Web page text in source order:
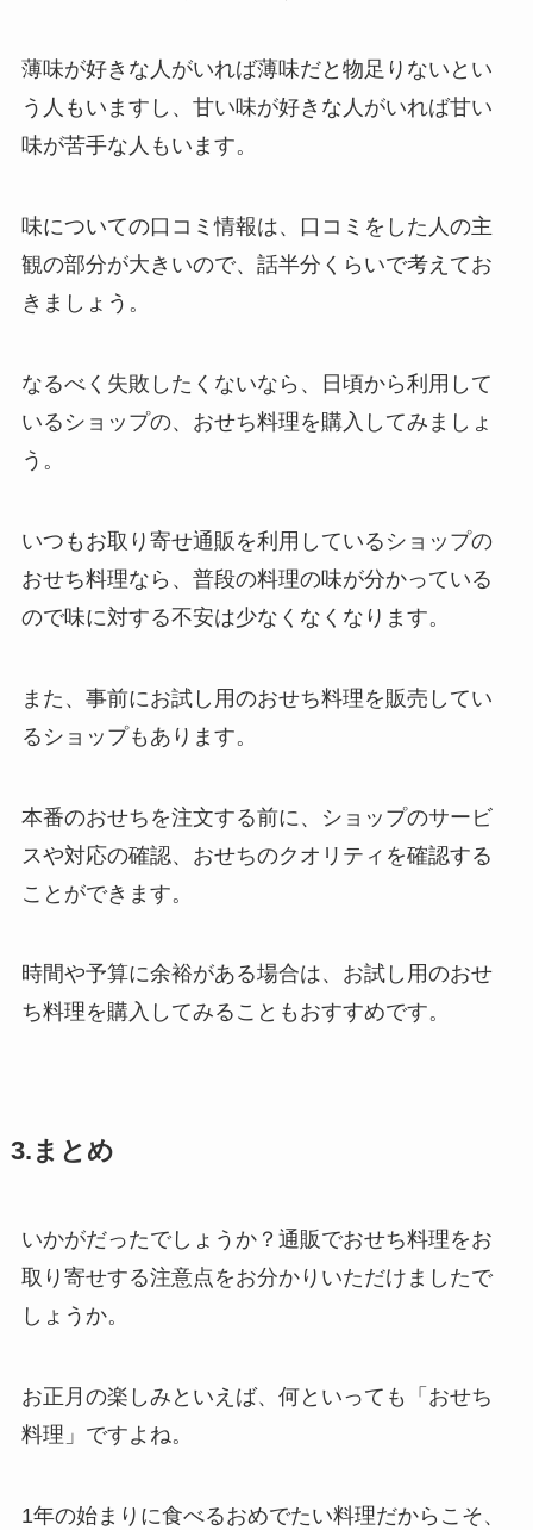
薄味が好きな人がいれば薄味だと物足りないとい
う人もいますし、甘い味が好きな人がいれば甘い
味が苦手な人もいます。
味についての口コミ情報は、口コミをした人の主
観の部分が大きいので、話半分くらいで考えてお
きましょう。
なるべく失敗したくないなら、日頃から利用して
いるショップの、おせち料理を購入してみましょ
う。
いつもお取り寄せ通販を利用しているショップの
おせち料理なら、普段の料理の味が分かっている
ので味に対する不安は少なくなくなります。
また、事前にお試し用のおせち料理を販売してい
るショップもあります。
本番のおせちを注文する前に、ショップのサービ
スや対応の確認、おせちのクオリティを確認する
ことができます。
時間や予算に余裕がある場合は、お試し用のおせ
ち料理を購入してみることもおすすめです。
3.まとめ
いかがだったでしょうか？通販でおせち料理をお
取り寄せする注意点をお分かりいただけましたで
しょうか。
お正月の楽しみといえば、何といっても「おせち
料理」ですよね。
1年の始まりに食べるおめでたい料理だからこそ、